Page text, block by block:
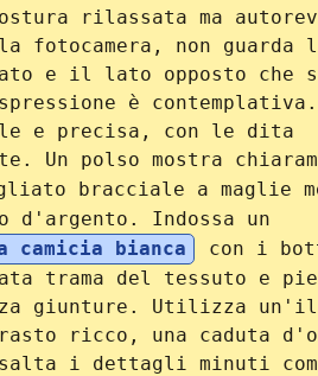
rilassata ma
fotocamera, non
e il lato opposto che
è contemplativa.
e precisa, con le dita
Un polso mostra
bracciale a maglie
d'argento. Indossa un
camicia bianca
con i
trama del tessuto e
giunture. Utilizza
ricco, una caduta
i dettagli minuti